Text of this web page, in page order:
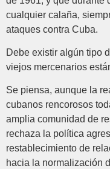
cualquier calaña,
ataques contra Cuba.
Debe existir algún tipo
viejos mercenarios
Se piensa, aunque la
cubanos rencorosos
amplia comunidad de
rechaza la política
restablecimiento de
hacia la normalización